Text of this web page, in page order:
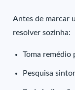
Antes de marcar
resolver sozinha:
Toma remédio
Pesquisa